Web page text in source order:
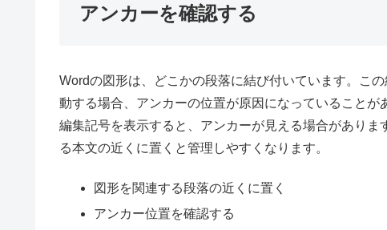
アンカーを確認する
Wordの図形は、どこかの段落に結び付いています。こ
動する場合、アンカーの位置が原因になっていることが
編集記号を表示すると、アンカーが見える場合があり
る本文の近くに置くと管理しやすくなります。
図形を関連する段落の近くに置く
アンカー位置を確認する